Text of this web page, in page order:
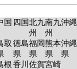
国 四国北九
州
南九
州
沖縄
取
根
徳島
県
香川
福岡
県
佐賀
熊本
県
宮崎
沖縄
県